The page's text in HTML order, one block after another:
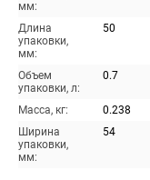
мм:
Длина
упаковки,
мм:
50
Объем
упаковки, л:
0.7
Масса, кг:
0.238
Ширина
упаковки,
мм:
54